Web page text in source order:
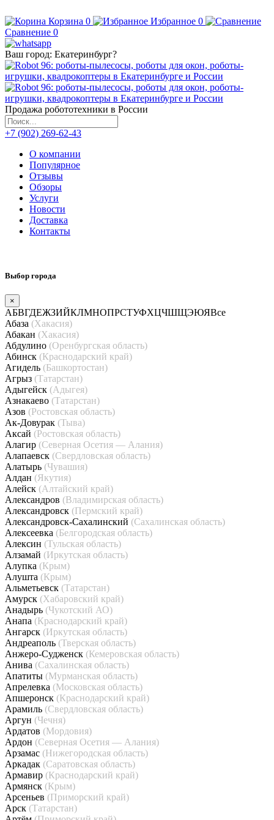
Корзина 0 Избранное 0
Сравнение 0
Ваш город: Екатеринбург?
Продажа робототехники в России
+7 (902) 269-62-43
О компании
Популярное
Отзывы
Обзоры
Услуги
Новости
Доставка
Контакты
Выбор города
×
АБВГДЕЖЗИЙКЛМНОПРСТУФХЦЧШЩЭЮЯВсе
Абаза (Хакасия)
Абакан (Хакасия)
Абдулино (Оренбургская область)
Абинск (Краснодарский край)
Агидель (Башкортостан)
Агрыз (Татарстан)
Адыгейск (Адыгея)
Азнакаево (Татарстан)
Азов (Ростовская область)
Ак-Довурак (Тыва)
Аксай (Ростовская область)
Алагир (Северная Осетия — Алания)
Алапаевск (Свердловская область)
Алатырь (Чувашия)
Алдан (Якутия)
Алейск (Алтайский край)
Александров (Владимирская область)
Александровск (Пермский край)
Александровск-Сахалинский (Сахалинская область)
Алексеевка (Белгородская область)
Алексин (Тульская область)
Алзамай (Иркутская область)
Алупка (Крым)
Алушта (Крым)
Альметьевск (Татарстан)
Амурск (Хабаровский край)
Анадырь (Чукотский АО)
Анапа (Краснодарский край)
Ангарск (Иркутская область)
Андреаполь (Тверская область)
Анжеро-Судженск (Кемеровская область)
Анива (Сахалинская область)
Апатиты (Мурманская область)
Апрелевка (Московская область)
Апшеронск (Краснодарский край)
Арамиль (Свердловская область)
Аргун (Чечня)
Ардатов (Мордовия)
Ардон (Северная Осетия — Алания)
Арзамас (Нижегородская область)
Аркадак (Саратовская область)
Армавир (Краснодарский край)
Армянск (Крым)
Арсеньев (Приморский край)
Арск (Татарстан)